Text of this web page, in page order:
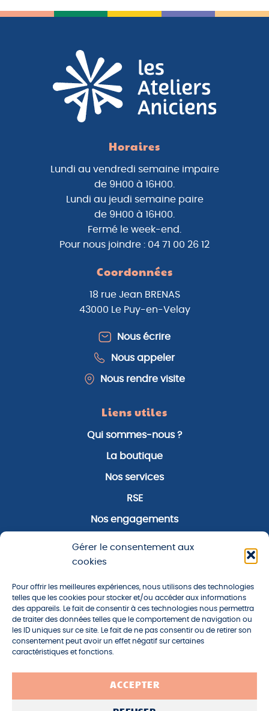
Gérer le consentement aux
cookies
Pour offrir les meilleures expériences, nous utilisons des technologies
telles que les cookies pour stocker et/ou accéder aux informations
des appareils. Le fait de consentir à ces technologies nous permettra
de traiter des données telles que le comportement de navigation ou
les ID uniques sur ce site. Le fait de ne pas consentir ou de retirer son
consentement peut avoir un effet négatif sur certaines
caractéristiques et fonctions.
ACCEPTER
Horaires
Lundi au vendredi semaine impaire
de 9H00 à 16H00.
Lundi au jeudi semaine paire
de 9H00 à 16H00.
Fermé le week-end.
Pour nous joindre : 04 71 00 26 12
Coordonnées
18 rue Jean BRENAS
43000 Le Puy-en-Velay
Nous écrire
Nous appeler
Nous rendre visite
Liens utiles
Qui sommes-nous ?
La boutique
Nos services
RSE
Nos engagements
Notre actualité
À propos
Plan du site
Mentions légales
Un site développé par l'Agence Oktopod